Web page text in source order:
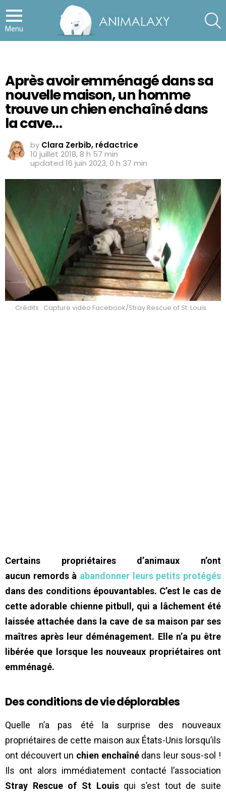
Menu
Après avoir emménagé dans sa
nouvelle maison, un homme
trouve un chien enchaîné dans
la cave…
by Clara Zerbib, rédactrice
10 juillet 2018, 8 h 57 min
updated 16 juin 2023, 0 h 37 min
Crédits : Capture vidéo Facebook/Stray Rescue of St. Louis
Certains propriétaires d’animaux n’ont
aucun remords à abandonner leurs petits protégés
dans des conditions épouvantables. C’est le cas de
cette adorable chienne pitbull, qui a lâchement été
laissée attachée dans la cave de sa maison par ses
maîtres après leur déménagement. Elle n’a pu être
libérée que lorsque les nouveaux propriétaires ont
emménagé.
Des conditions de vie déplorables
Quelle n’a pas été la surprise des nouveaux
propriétaires de cette maison aux États-Unis lorsqu’ils
ont découvert un chien enchaînédans leur sous-sol !
Ils ont alors immédiatement contacté l’association
Stray Rescue of St Louisqui s’est tout de suite